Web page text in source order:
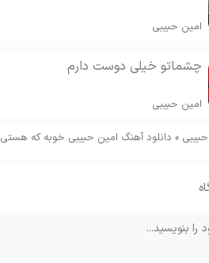
امین حبیبی
چشماتو خیلی دوست دارم
امین حبیبی
» دانلود آهنگ امین حبیبی خوبه که هستی